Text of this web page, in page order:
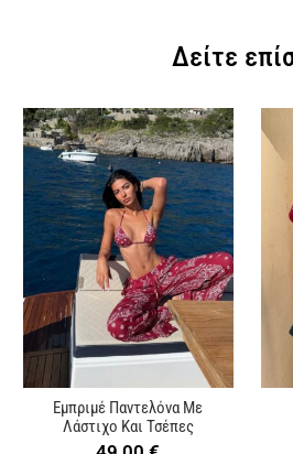
Δείτε
Εμπριμέ Παντελόνα Με
Λάστιχο Και Τσέπες